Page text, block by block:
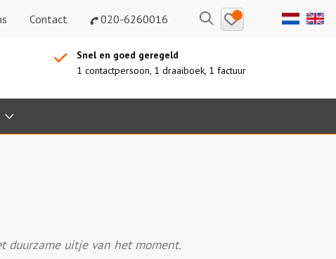
Contact 020-6260016 ZoekenBewaarde
uitjes
Snel en goed geregeld
1 contactpersoon, 1 draaiboek, 1 factuur
duurzame uitje van het moment.